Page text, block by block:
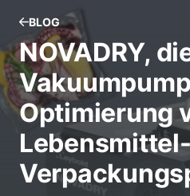
BLOG
NOVADRY,
Optimierung